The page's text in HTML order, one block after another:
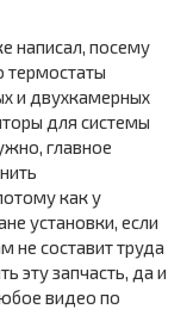
написал, посему
термостаты
и двухкамерных
для системы
главное
как у
установки, если
не составит труда
эту запчасть, да и
видео по